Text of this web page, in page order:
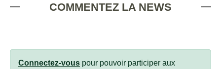
COMMENTEZ LA NEWS
Connectez-vous pour pouvoir participer aux